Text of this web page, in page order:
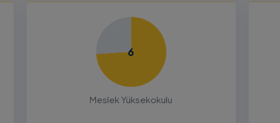
6
Meslek Yüksekokulu